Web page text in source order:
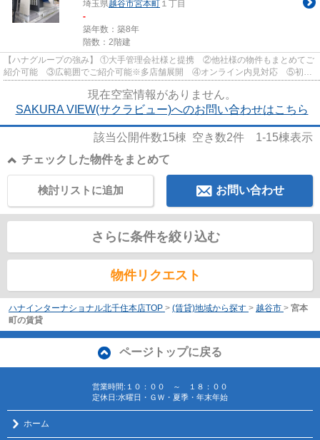
埼玉県越谷市宮本町 １丁目
-
築年数：築8年
階数：2階建
【ハナグループの強み】 ①大手管理会社様と提携 ②他社様の物件もまとめてご
紹介可能 ③広範囲でご紹介可能※多店舗展開 ④オンライン内見対応 ⑤初期
現在空室情報がありません。
SAKURA VIEW(サクラビュー)へのお問い合わせはこちら
該当公開件数15棟 空き数2件 1-15棟表示
チェックした物件をまとめて
お問い合わせ
検討リストに追加
さらに条件を絞り込む
物件リクエスト
ハナインターナショナル北千住本店TOP > (賃貸)地域から探す > 越谷市 > 宮本
町の賃貸
ページトップに戻る
営業時間:１０：００ ～ １８：００
定休日:水曜日・ＧＷ・夏季・年末年始
ホーム